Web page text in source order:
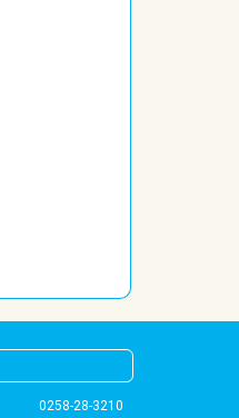
0258-28-3210